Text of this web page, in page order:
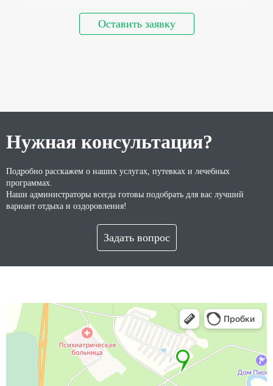
Оставить заявку
Нужная консультация?
Подробно расскажем о наших услугах, путевках и лечебных
программах.
Наши администраторы всегда готовы подобрать для вас лучший
вариант отдыха и оздоровления!
Задать вопрос